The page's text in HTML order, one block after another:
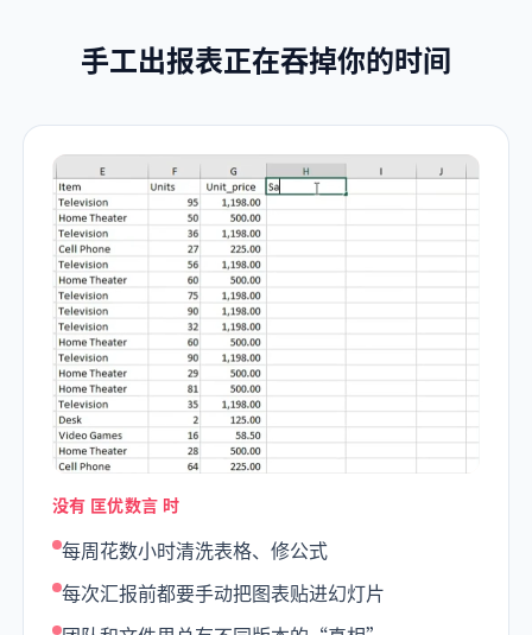
手工出报表正在吞掉你的时间
没有 匡优数言 时
每周花数小时清洗表格、修公式
每次汇报前都要手动把图表贴进幻灯片